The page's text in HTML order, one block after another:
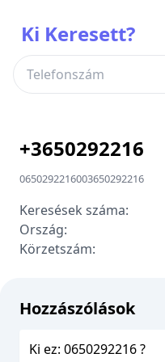
Ki Keresett?
+3650292216
0650292216003650292216
Keresések száma:
Ország:
Körzetszám:
Hozzászólások
Ki ez: 0650292216 ?